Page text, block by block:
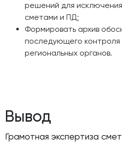
решений для
сметами и ПД;
Формировать архив
последующего
региональных органов.
Вывод
Грамотная экспертиза